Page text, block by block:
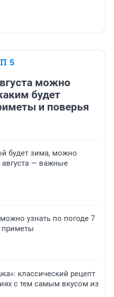
5
можно
будет
и поверья
будет зима, можно
августа — важные
узнать по погоде 7
приметы
классический рецепт
с тем самым вкусом из